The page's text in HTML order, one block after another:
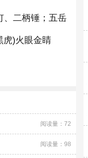
、二柄锤；五岳
虎)火眼金睛
阅读量：72
阅读量：98